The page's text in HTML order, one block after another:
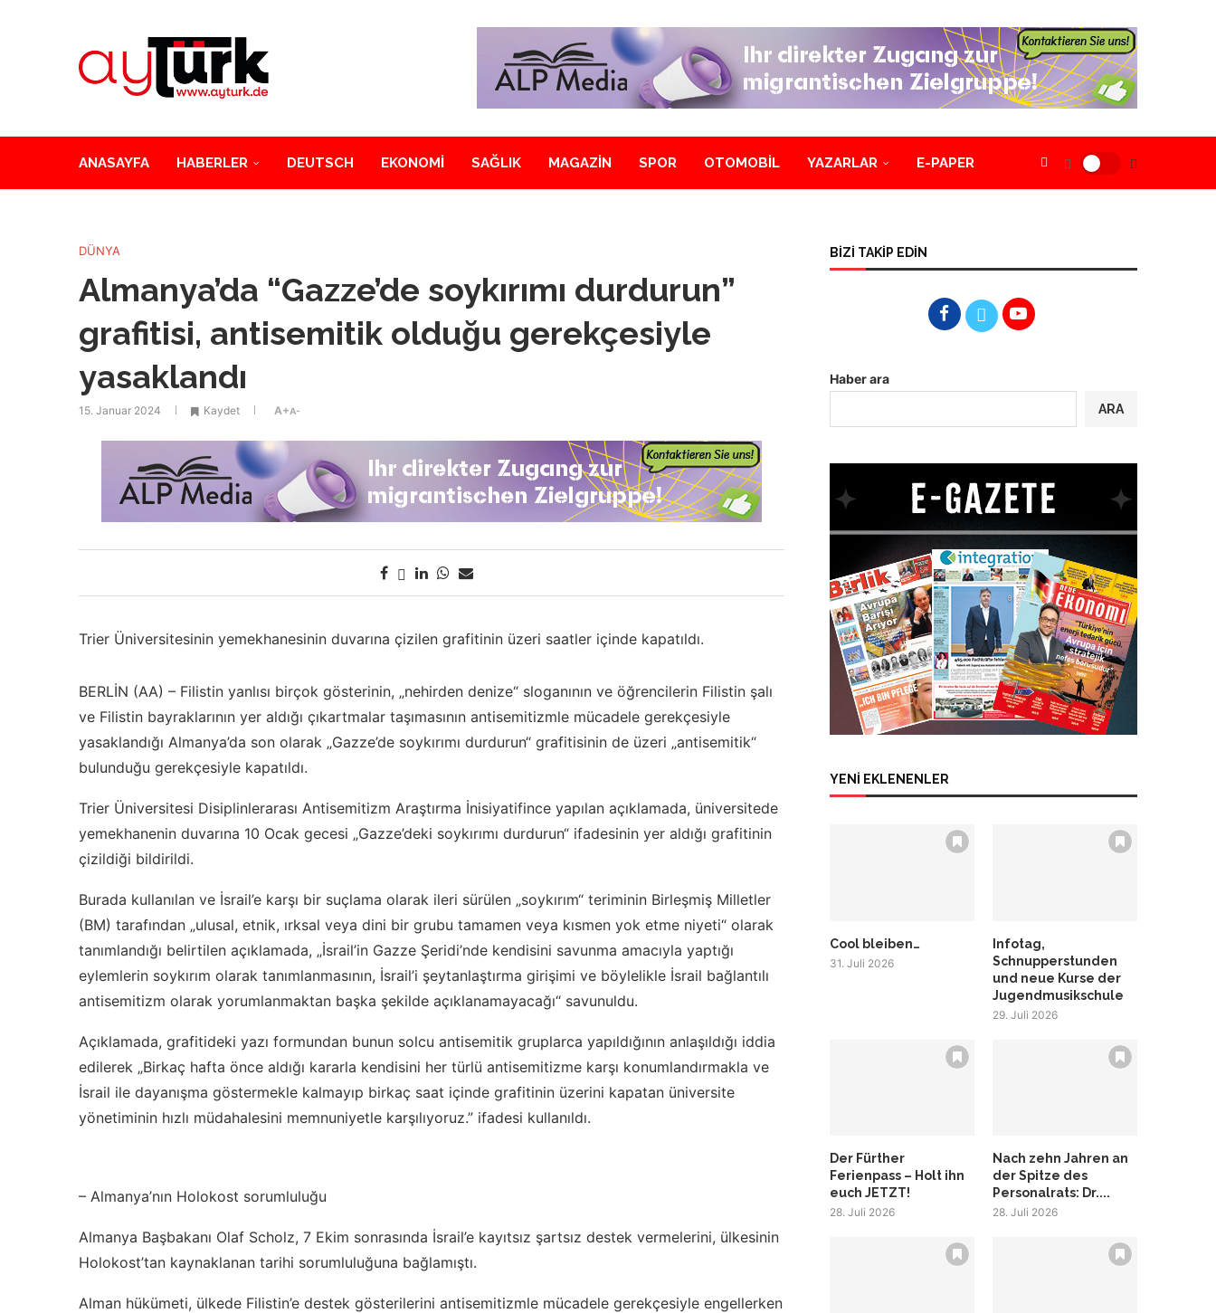
ANASAYFA HABERLER DEUTSCH EKONOMİ SAĞLIK MAGAZİN SPOR OTOMOBİL YAZARLAR E-PAPER
DÜNYA
Almanya’da “Gazze’de soykırımı durdurun”
grafitisi, antisemitik olduğu gerekçesiyle
yasaklandı
15. Januar 2024 Kaydet A+A-
Trier Üniversitesinin yemekhanesinin duvarına çizilen grafitinin üzeri saatler içinde kapatıldı.
BERLİN (AA) – Filistin yanlısı birçok gösterinin, „nehirden denize“ sloganının ve öğrencilerin Filistin şalı
ve Filistin bayraklarının yer aldığı çıkartmalar taşımasının antisemitizmle mücadele gerekçesiyle
yasaklandığı Almanya’da son olarak „Gazze’de soykırımı durdurun“ grafitisinin de üzeri „antisemitik“
bulunduğu gerekçesiyle kapatıldı.
Trier Üniversitesi Disiplinlerarası Antisemitizm Araştırma İnisiyatifince yapılan açıklamada, üniversitede
yemekhanenin duvarına 10 Ocak gecesi „Gazze’deki soykırımı durdurun“ ifadesinin yer aldığı grafitinin
çizildiği bildirildi.
Burada kullanılan ve İsrail’e karşı bir suçlama olarak ileri sürülen „soykırım“ teriminin Birleşmiş Milletler
(BM) tarafından „ulusal, etnik, ırksal veya dini bir grubu tamamen veya kısmen yok etme niyeti“ olarak
tanımlandığı belirtilen açıklamada, „İsrail’in Gazze Şeridi’nde kendisini savunma amacıyla yaptığı
eylemlerin soykırım olarak tanımlanmasının, İsrail’i şeytanlaştırma girişimi ve böylelikle İsrail bağlantılı
antisemitizm olarak yorumlanmaktan başka şekilde açıklanamayacağı“ savunuldu.
Açıklamada, grafitideki yazı formundan bunun solcu antisemitik gruplarca yapıldığının anlaşıldığı iddia
edilerek „Birkaç hafta önce aldığı kararla kendisini her türlü antisemitizme karşı konumlandırmakla ve
İsrail ile dayanışma göstermekle kalmayıp birkaç saat içinde grafitinin üzerini kapatan üniversite
yönetiminin hızlı müdahalesini memnuniyetle karşılıyoruz.” ifadesi kullanıldı.
– Almanya’nın Holokost sorumluluğu
Almanya Başbakanı Olaf Scholz, 7 Ekim sonrasında İsrail’e kayıtsız şartsız destek vermelerini, ülkesinin
Holokost’tan kaynaklanan tarihi sorumluluğuna bağlamıştı.
Alman hükümeti, ülkede Filistin’e destek gösterilerini antisemitizmle mücadele gerekçesiyle engellerken
BİZİ TAKİP EDİN
Haber ara
ARA
YENİ EKLENENLER
Cool bleiben…
31. Juli 2026
Infotag,
Schnupperstunden
und neue Kurse der
Jugendmusikschule
29. Juli 2026
Der Fürther
Ferienpass – Holt ihn
euch JETZT!
28. Juli 2026
Nach zehn Jahren an
der Spitze des
Personalrats: Dr....
28. Juli 2026